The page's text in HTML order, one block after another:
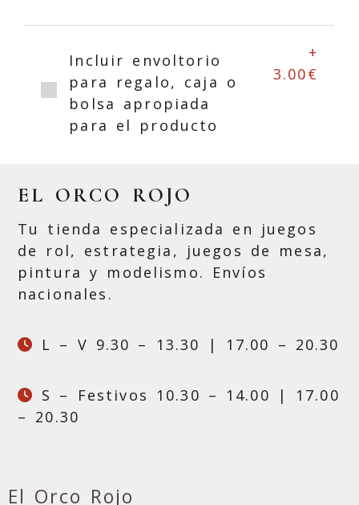
Incluir envoltorio
para regalo, caja o
bolsa apropiada
para el producto
+
3.00€
EL ORCO ROJO
Tu tienda especializada en juegos
de rol, estrategia, juegos de mesa,
pintura y modelismo. Envíos
nacionales.
L – V 9.30 – 13.30 | 17.00 – 20.30
S – Festivos 10.30 – 14.00 | 17.00
– 20.30
El Orco Rojo